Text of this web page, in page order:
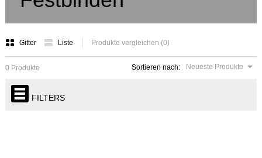
Gitter Liste Produkte vergleichen (0)
Sortieren nach: Neueste Produkte
0 Produkte
FILTERS